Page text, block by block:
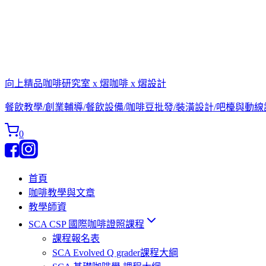
向上精品咖啡研究室 x 熠咖啡 x 熠設計
餐飲教學/創業輔導/餐飲設備/咖啡豆批發/裝潢設計/吧檯與動
0
首頁
咖啡教學與文章
教學師資
SCA CSP 國際咖啡證照課程
課程報名表
SCA Evolved Q grader課程大綱